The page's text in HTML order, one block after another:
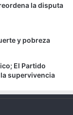
la disputa
y pobreza
El Partido
supervivencia